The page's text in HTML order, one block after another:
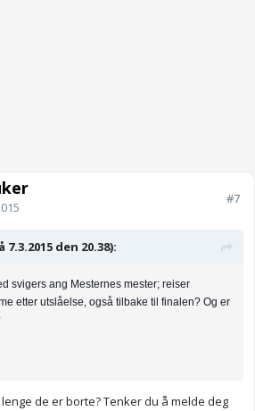
#7
den 20.38):
svigers ang Mesternes mester; reiser
etter utslåelse, også tilbake til finalen? Og er
de er borte? Tenker du å melde deg